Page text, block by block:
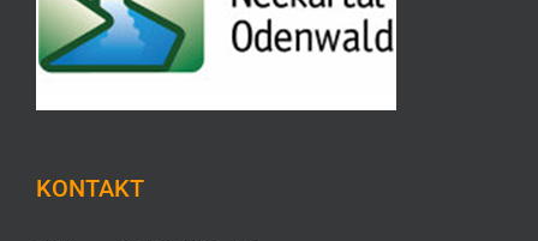
KONTAKT